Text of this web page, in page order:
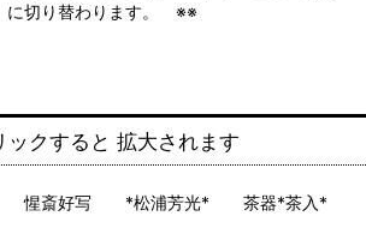
に切り替わります。 ※※
クすると 拡大されます
惺斎好写 *松浦芳光* 茶器*茶入*